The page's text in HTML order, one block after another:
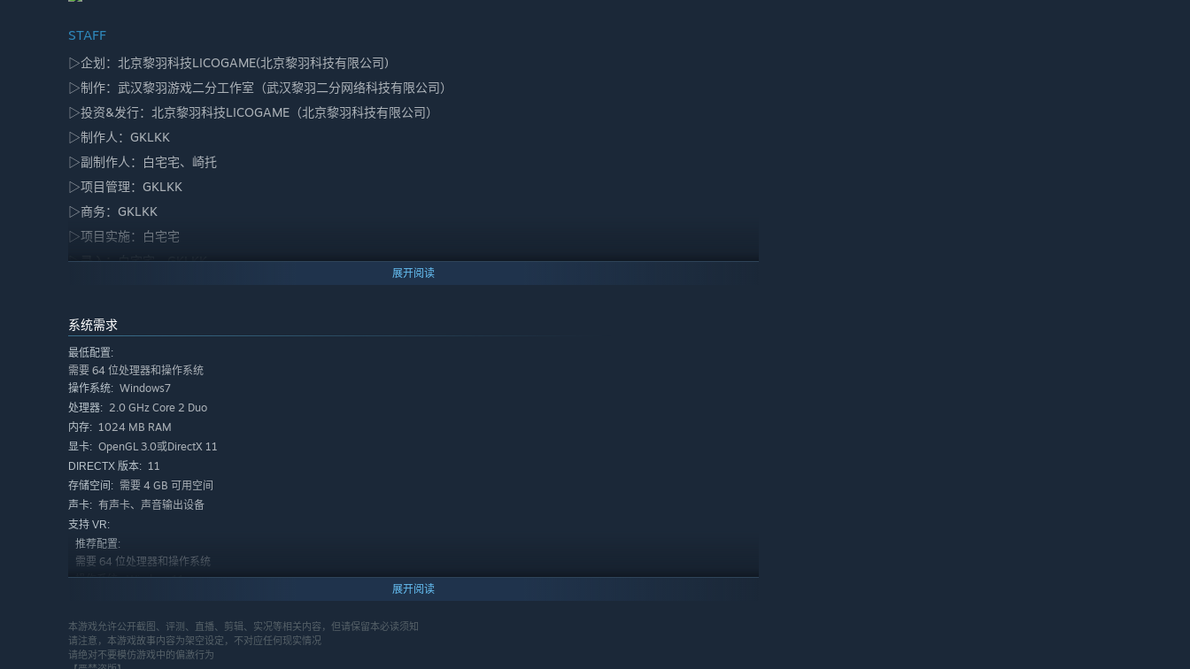
STAFF
▷企划：北京黎羽科技LICOGAME(北京黎羽科技有限公司)
▷制作：武汉黎羽游戏二分工作室（武汉黎羽二分网络科技有限公司）
▷投资&发行：北京黎羽科技LICOGAME（北京黎羽科技有限公司）
▷制作人：GKLKK
▷副制作人：白宅宅、崎托
▷项目管理：GKLKK
▷商务：GKLKK
▷项目实施：白宅宅
▷录入：白宅宅、GKLKK
▷主美术：圆滚滚Salz
▷SD、CG、角色美术：圆滚滚Salz
▷游戏背景美术：考拉_Koala
▷游戏背景美术：伊诺工作室
▷音乐：闹闹
▷主题曲作词：果汁凉菜
▷主题曲演唱：夜永awa
▷主题曲动效：别傾城
▷演出初稿设计：崎托
▷演出及优化：白宅宅、GKLKK
▷程序：崎托、白宅宅、GKLKK
▷平面美术：鸡肉味菠萝
▷音频后期：w小璃
展开阅读
系统需求
最低配置:
需要 64 位处理器和操作系统
操作系统: Windows7
处理器: 2.0 GHz Core 2 Duo
内存: 1024 MB RAM
显卡: OpenGL 3.0或DirectX 11
DIRECTX 版本: 11
存储空间: 需要 4 GB 可用空间
声卡: 有声卡、声音输出设备
支持 VR:
推荐配置:
需要 64 位处理器和操作系统
操作系统: Windows11
显卡: OpenGL 3.0或DirectX 11
DIRECTX 版本: 12
展开阅读
本游戏允许公开截图、评测、直播、剪辑、实况等相关内容，但请保留本必读须知
请注意，本游戏故事内容为架空设定，不对应任何现实情况
请绝对不要模仿游戏中的偏激行为